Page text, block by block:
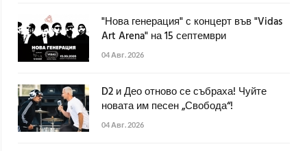
"Нова генерация" с концерт във "Vidas
Art Arena" на 15 септември
04 Авг. 2026
D2 и Део отново се събраха! Чуйте
новата им песен „Свобода“!
04 Авг. 2026